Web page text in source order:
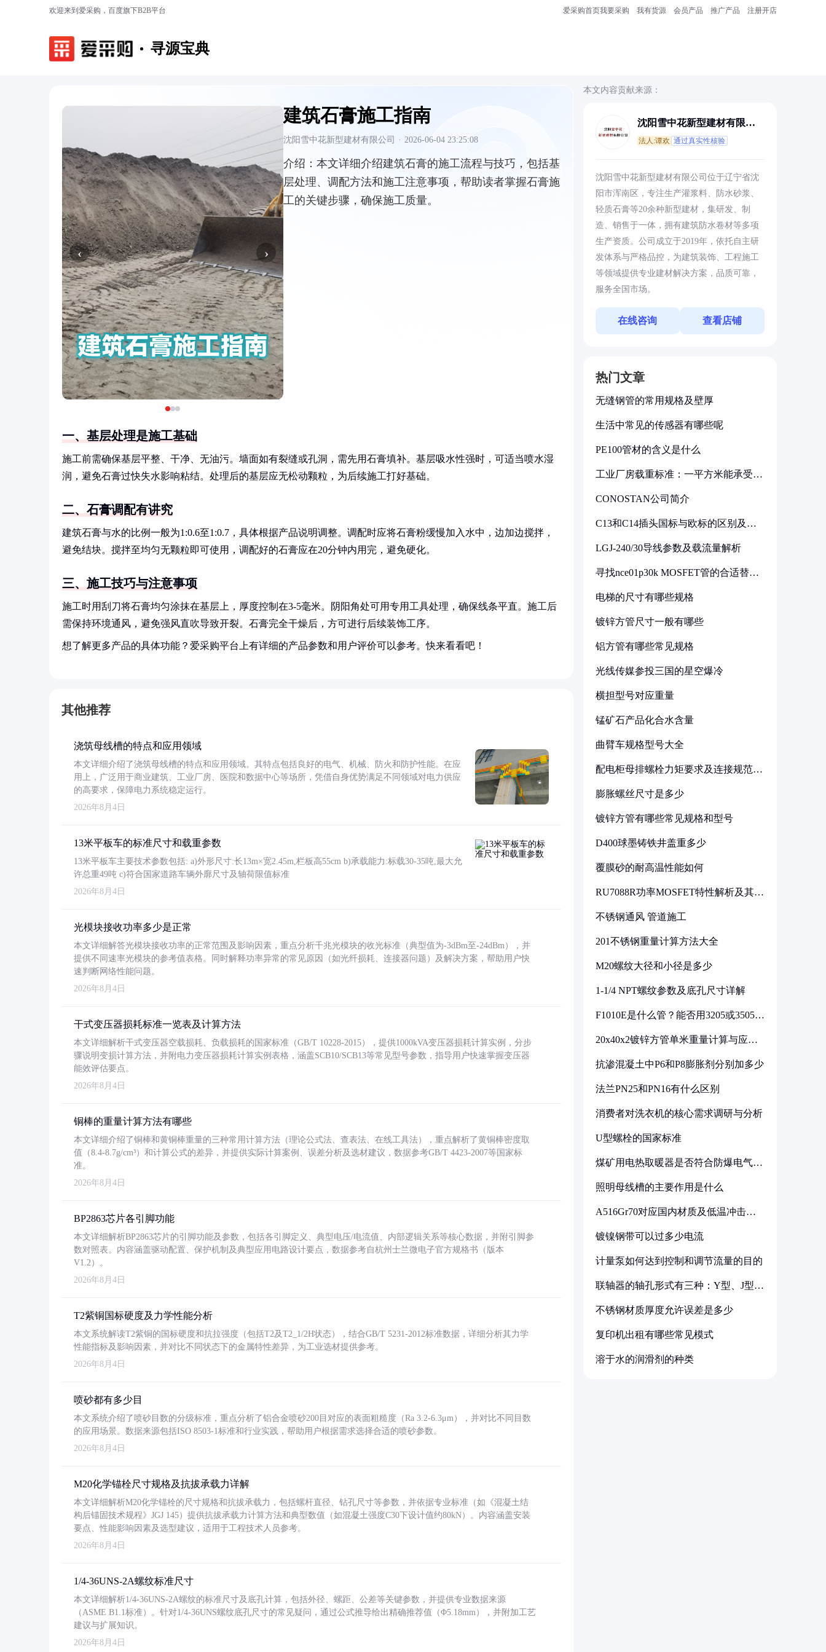
欢迎来到爱采购，百度旗下B2B平台 爱采购首页我要采购 我有货源 会员产品 推广产品 注册开店
寻源宝典
‹ ›
建筑石膏施工指南
沈阳雪中花新型建材有限公司 · 2026-06-04 23:25:08
介绍： 本文详细介绍建筑石膏的施工流程与技巧，包括基
层处理、调配方法和施工注意事项，帮助读者掌握石膏施
工的关键步骤，确保施工质量。
一、基层处理是施工基础
施工前需确保基层平整、干净、无油污。墙面如有裂缝或孔洞，需先用石膏填补。基层吸水性强时，可适当喷水湿
润，避免石膏过快失水影响粘结。处理后的基层应无松动颗粒，为后续施工打好基础。
二、石膏调配有讲究
建筑石膏与水的比例一般为1:0.6至1:0.7，具体根据产品说明调整。调配时应将石膏粉缓慢加入水中，边加边搅拌，
避免结块。搅拌至均匀无颗粒即可使用，调配好的石膏应在20分钟内用完，避免硬化。
三、施工技巧与注意事项
施工时用刮刀将石膏均匀涂抹在基层上，厚度控制在3-5毫米。阴阳角处可用专用工具处理，确保线条平直。施工后
需保持环境通风，避免强风直吹导致开裂。石膏完全干燥后，方可进行后续装饰工序。
想了解更多产品的具体功能？爱采购平台上有详细的产品参数和用户评价可以参考。快来看看吧！
其他推荐
浇筑母线槽的特点和应用领域
本文详细介绍了浇筑母线槽的特点和应用领域。其特点包括良好的电气、机械、防火和防护性能。在应
用上，广泛用于商业建筑、工业厂房、医院和数据中心等场所，凭借自身优势满足不同领域对电力供应
的高要求，保障电力系统稳定运行。
2026年8月4日
13米平板车的标准尺寸和载重参数
13米平板车主要技术参数包括: a)外形尺寸:长13m×宽2.45m,栏板高55cm b)承载能力:标载30-35吨,最大允
许总重49吨 c)符合国家道路车辆外廓尺寸及轴荷限值标准
2026年8月4日
光模块接收功率多少是正常
本文详细解答光模块接收功率的正常范围及影响因素，重点分析千兆光模块的收光标准（典型值为-3dBm至-24dBm），并
提供不同速率光模块的参考值表格。同时解释功率异常的常见原因（如光纤损耗、连接器问题）及解决方案，帮助用户快
速判断网络性能问题。
2026年8月4日
干式变压器损耗标准一览表及计算方法
本文详细解析干式变压器空载损耗、负载损耗的国家标准（GB/T 10228-2015），提供1000kVA变压器损耗计算实例，分步
骤说明变损计算方法，并附电力变压器损耗计算实例表格，涵盖SCB10/SCB13等常见型号参数，指导用户快速掌握变压器
能效评估要点。
2026年8月4日
铜棒的重量计算方法有哪些
本文详细介绍了铜棒和黄铜棒重量的三种常用计算方法（理论公式法、查表法、在线工具法），重点解析了黄铜棒密度取
值（8.4-8.7g/cm³）和计算公式的差异，并提供实际计算案例、误差分析及选材建议，数据参考GB/T 4423-2007等国家标
准。
2026年8月4日
BP2863芯片各引脚功能
本文详细解析BP2863芯片的引脚功能及参数，包括各引脚定义、典型电压/电流值、内部逻辑关系等核心数据，并附引脚参
数对照表。内容涵盖驱动配置、保护机制及典型应用电路设计要点，数据参考自杭州士兰微电子官方规格书（版本
V1.2）。
2026年8月4日
T2紫铜国标硬度及力学性能分析
本文系统解读T2紫铜的国标硬度和抗拉强度（包括T2及T2_1/2H状态），结合GB/T 5231-2012标准数据，详细分析其力学
性能指标及影响因素，并对比不同状态下的金属特性差异，为工业选材提供参考。
2026年8月4日
喷砂都有多少目
本文系统介绍了喷砂目数的分级标准，重点分析了铝合金喷砂200目对应的表面粗糙度（Ra 3.2-6.3μm），并对比不同目数
的应用场景。数据来源包括ISO 8503-1标准和行业实践，帮助用户根据需求选择合适的喷砂参数。
2026年8月4日
M20化学锚栓尺寸规格及抗拔承载力详解
本文详细解析M20化学锚栓的尺寸规格和抗拔承载力，包括螺杆直径、钻孔尺寸等参数，并依据专业标准（如《混凝土结
构后锚固技术规程》JGJ 145）提供抗拔承载力计算方法和典型数值（如混凝土强度C30下设计值约80kN）。内容涵盖安装
要点、性能影响因素及选型建议，适用于工程技术人员参考。
2026年8月4日
1/4-36UNS-2A螺纹标准尺寸
本文详细解析1/4-36UNS-2A螺纹的标准尺寸及底孔计算，包括外径、螺距、公差等关键参数，并提供专业数据来源
（ASME B1.1标准）。针对1/4-36UNS螺纹底孔尺寸的常见疑问，通过公式推导给出精确推荐值（Φ5.18mm），并附加工艺
建议与扩展知识。
2026年8月4日
本文内容贡献来源：
沈阳雪中花新型建材有限公
法人:谭欢 通过真实性核验
沈阳雪中花新型建材有限公司位于辽宁省沈
阳市浑南区，专注生产灌浆料、防水砂浆、
轻质石膏等20余种新型建材，集研发、制
造、销售于一体，拥有建筑防水卷材等多项
生产资质。公司成立于2019年，依托自主研
发体系与严格品控，为建筑装饰、工程施工
等领域提供专业建材解决方案，品质可靠，
服务全国市场。
在线咨询 查看店铺
热门文章
无缝钢管的常用规格及壁厚
生活中常见的传感器有哪些呢
PE100管材的含义是什么
工业厂房载重标准：一平方米能承受多
CONOSTAN公司简介
C13和C14插头国标与欧标的区别及其
LGJ-240/30导线参数及载流量解析
寻找nce01p30k MOSFET管的合适替代
电梯的尺寸有哪些规格
镀锌方管尺寸一般有哪些
铝方管有哪些常见规格
光线传媒参投三国的星空爆冷
横担型号对应重量
锰矿石产品化合水含量
曲臂车规格型号大全
配电柜母排螺栓力矩要求及连接规范详
膨胀螺丝尺寸是多少
镀锌方管有哪些常见规格和型号
D400球墨铸铁井盖重多少
覆膜砂的耐高温性能如何
RU7088R功率MOSFET特性解析及其在
不锈钢通风 管道施工
201不锈钢重量计算方法大全
M20螺纹大径和小径是多少
1-1/4 NPT螺纹参数及底孔尺寸详解
F1010E是什么管？能否用3205或3505代
20x40x2镀锌方管单米重量计算与应用
抗渗混凝土中P6和P8膨胀剂分别加多少
法兰PN25和PN16有什么区别
消费者对洗衣机的核心需求调研与分析
U型螺栓的国家标准
煤矿用电热取暖器是否符合防爆电气设
照明母线槽的主要作用是什么
A516Gr70对应国内材质及低温冲击要
镀镍钢带可以过多少电流
计量泵如何达到控制和调节流量的目的
联轴器的轴孔形式有三种：Y型、J型、
不锈钢材质厚度允许误差是多少
复印机出租有哪些常见模式
溶于水的润滑剂的种类